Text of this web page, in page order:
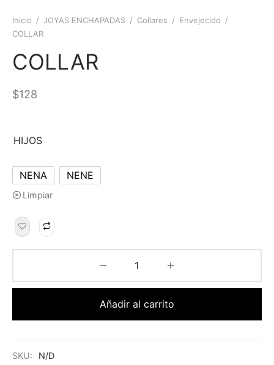
Inicio / JOYAS ENCHAPADAS / Collares / Envejecido /
COLLAR
COLLAR
$128
HIJOS
NENA NENE
Limpiar
Añadir al carrito
SKU:
N/D